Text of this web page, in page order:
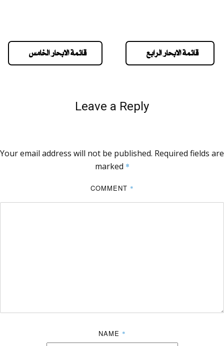
قائمة الابحار الخامس قائمة الابحار الرابع
Leave a Reply
Your email address will not be published. Required fields are
marked *
COMMENT *
NAME *